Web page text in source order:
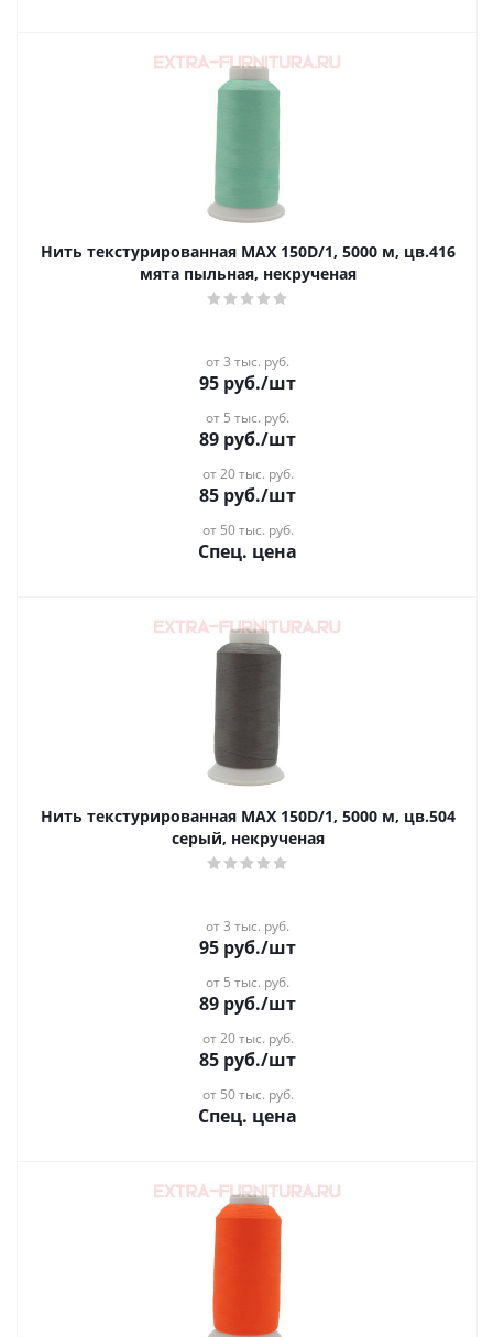
Нить текстурированная MAX 150D/1, 5000 м, цв.416
мята пыльная, некрученая
от 3 тыс. руб.
95 руб./шт
от 5 тыс. руб.
89 руб./шт
от 20 тыс. руб.
85 руб./шт
от 50 тыс. руб.
Спец. цена
Нить текстурированная MAX 150D/1, 5000 м, цв.504
серый, некрученая
от 3 тыс. руб.
95 руб./шт
от 5 тыс. руб.
89 руб./шт
от 20 тыс. руб.
85 руб./шт
от 50 тыс. руб.
Спец. цена